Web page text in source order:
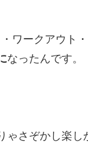
ワークアウト
なったんです。
ゃさぞかし楽し